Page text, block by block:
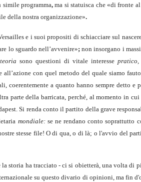
programma, ma si statuisca che «di fronte
della nostra organizzazione».
e i suoi propositi di schiacciare sul
lo sguardo nell’av­venire»; non insorgano i
teoria sono questioni di vitale interesse pratico,
con quel metodo del quale siamo
a quanto hanno sempre detto e
parte della barricata, perché, al momento in
Si renda conto il partito della grave
mondiale: se ne rendano conto soprattutto
stesse file! O di qua, o di là; o l'avvio del
storia ha tracciato - ci si obietterà, una volta di
su questo divario di opinioni, ma fin